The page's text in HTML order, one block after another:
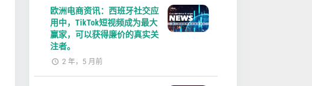
欧洲电商资讯：西班牙社交应
用中，TikTok短视频成为最大
赢家，可以获得廉价的真实关
注者。
2 年，5 月前